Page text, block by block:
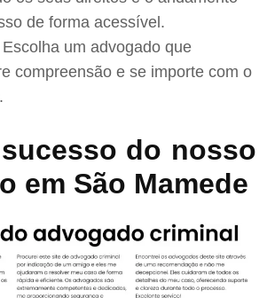
de forma acessível.
um advogado que
compreensão e se importe com o
do nosso
em São Mamede